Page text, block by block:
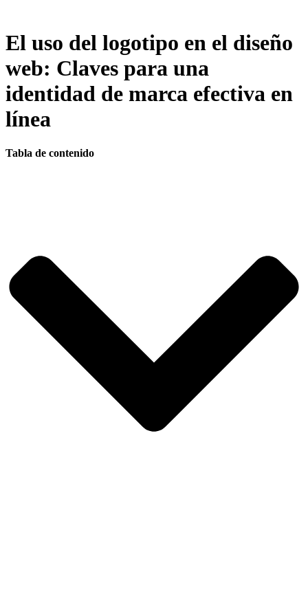
El uso del logotipo en el diseño
web: Claves para una
identidad de marca efectiva en
línea
Tabla de contenido